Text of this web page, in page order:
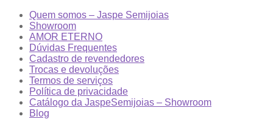
Quem somos – Jaspe Semijoias
Showroom
AMOR ETERNO
Dúvidas Frequentes
Cadastro de revendedores
Trocas e devoluções
Termos de serviços
Política de privacidade
Catálogo da JaspeSemijoias – Showroom
Blog